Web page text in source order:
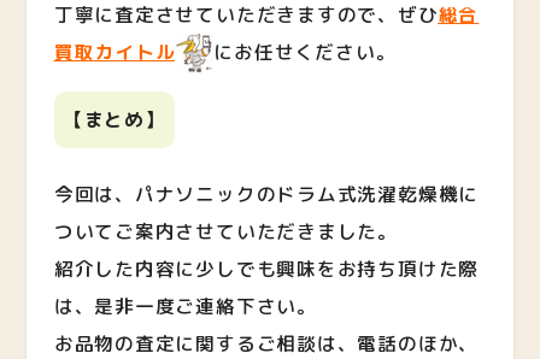
丁寧に査定させていただきますので、ぜひ総合
買取カイトル
にお任せください。
【まとめ】
今回は、パナソニックのドラム式洗濯乾燥機に
ついてご案内させていただきました。
紹介した内容に少しでも興味をお持ち頂けた際
は、是非一度ご連絡下さい。
お品物の査定に関するご相談は、電話のほか、